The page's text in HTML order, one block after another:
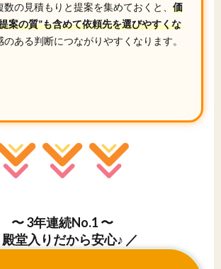
の見積もりと提案を集めておくと、 価
案の質”も含めて依頼先を選びやすくな
のある判断につながりやすくなります。
〜 3年連続No.1 〜
殿堂入りだから安心♪ ／